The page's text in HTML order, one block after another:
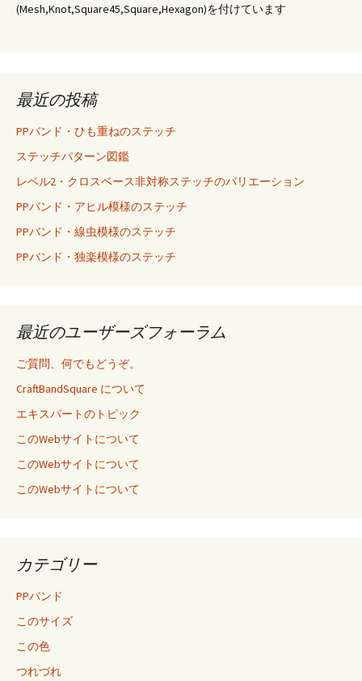
(Mesh,Knot,Square45,Square,Hexagon)を付けています
最近の投稿
PPバンド・ひも重ねのステッチ
ステッチパターン図鑑
レベル2・クロスベース非対称ステッチのバリエーション
PPバンド・アヒル模様のステッチ
PPバンド・線虫模様のステッチ
PPバンド・独楽模様のステッチ
最近のユーザーズフォーラム
ご質問、何でもどうぞ。
CraftBandSquare について
エキスパートのトピック
このWebサイトについて
このWebサイトについて
このWebサイトについて
カテゴリー
PPバンド
このサイズ
この色
つれづれ